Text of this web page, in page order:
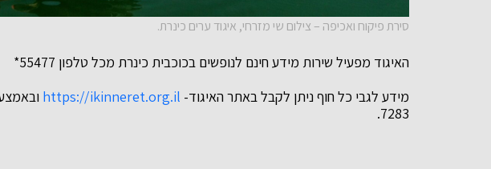
סירת פיקוח ואכיפה – צילום שי מזרחי, איגוד ערים כינרת.
האיגוד מפעיל שירות מידע חינם לנופשים בכוכבית כינרת מכל טלפון 55477*
מידע לגבי כל חוף ניתן לקבל באתר האיגוד- https://ikinneret.org.il
7283.